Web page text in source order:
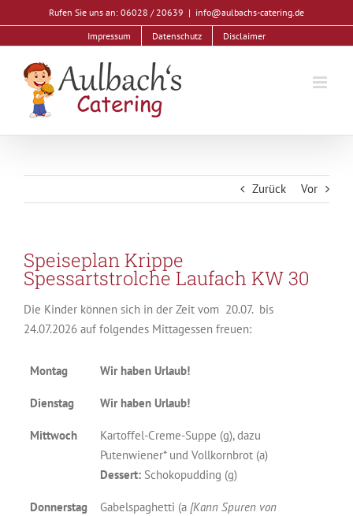
Inhalt
springen
Rufen Sie uns an: 06028 / 20639 | info@aulbachs-catering.de
Impressum
Datenschutz Disclaimer
Zurück Vor
Speiseplan Krippe
Spessartstrolche Laufach KW 30
Die Kinder können sich in der Zeit vom 20.07. bis
24.07.2026 auf folgendes Mittagessen freuen:
Montag Wir haben Urlaub!
Dienstag Wir haben Urlaub!
Mittwoch
Kartoffel-Creme-Suppe (g), dazu
Putenwiener* und Vollkornbrot (a)
Dessert: Schokopudding (g)
Donnerstag Gabelspaghetti (a [Kann Spuren von